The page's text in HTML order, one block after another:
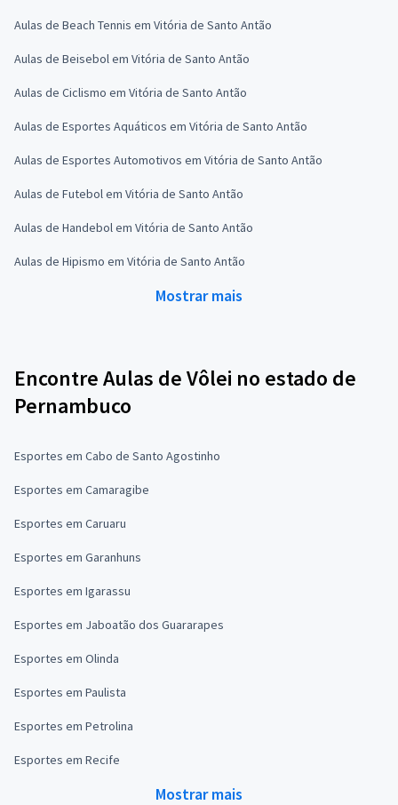
Aulas de Beach Tennis em Vitória de Santo Antão
Aulas de Beisebol em Vitória de Santo Antão
Aulas de Ciclismo em Vitória de Santo Antão
Aulas de Esportes Aquáticos em Vitória de Santo Antão
Aulas de Esportes Automotivos em Vitória de Santo Antão
Aulas de Futebol em Vitória de Santo Antão
Aulas de Handebol em Vitória de Santo Antão
Aulas de Hipismo em Vitória de Santo Antão
Mostrar mais
Encontre Aulas de Vôlei no estado de
Pernambuco
Esportes em Cabo de Santo Agostinho
Esportes em Camaragibe
Esportes em Caruaru
Esportes em Garanhuns
Esportes em Igarassu
Esportes em Jaboatão dos Guararapes
Esportes em Olinda
Esportes em Paulista
Esportes em Petrolina
Esportes em Recife
Mostrar mais